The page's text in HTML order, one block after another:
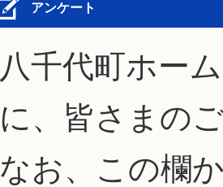
アンケート
八千代町ホー
に、皆さまの
なお、この欄